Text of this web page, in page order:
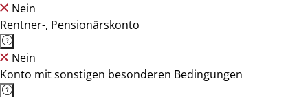
Nein
Rentner-, Pensionärskonto
Nein
Konto mit sonstigen besonderen Bedingungen